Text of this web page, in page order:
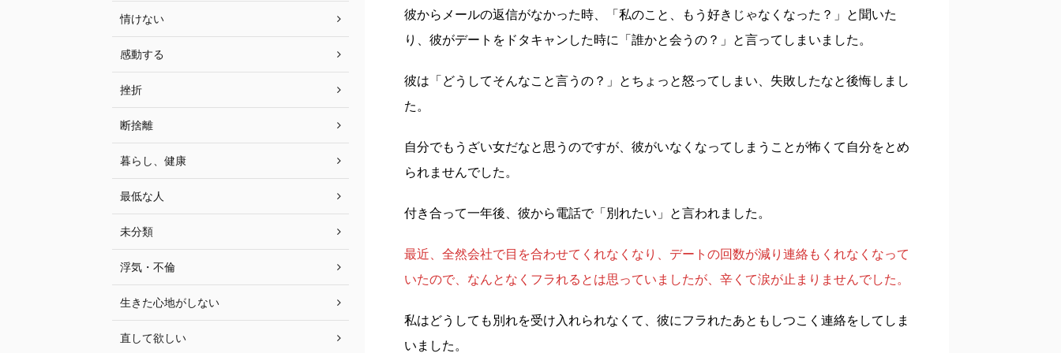
彼からメールの返信がなかった時、「私のこと、もう好きじゃなくなった？」と聞いた
り、彼がデートをドタキャンした時に「誰かと会うの？」と言ってしまいました。
彼は「どうしてそんなこと言うの？」とちょっと怒ってしまい、失敗したなと後悔しまし
た。
自分でもうざい女だなと思うのですが、彼がいなくなってしまうことが怖くて自分をとめ
られませんでした。
付き合って一年後、彼から電話で「別れたい」と言われました。
最近、全然会社で目を合わせてくれなくなり、デートの回数が減り連絡もくれなくなって
いたので、なんとなくフラれるとは思っていましたが、辛くて涙が止まりませんでした。
私はどうしても別れを受け入れられなくて、彼にフラれたあともしつこく連絡をしてしま
いました。
情けない
感動する
挫折
断捨離
暮らし、健康
最低な人
未分類
浮気・不倫
生きた心地がしない
直して欲しい